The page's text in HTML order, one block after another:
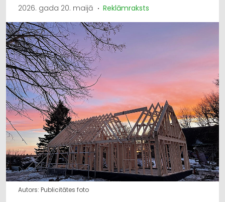
2026. gada 20. maijā Reklāmraksts
Autors: Publicitātes foto